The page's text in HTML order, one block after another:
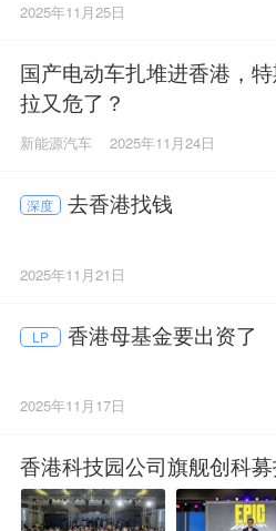
2025年11月25日
国产电动车扎堆进香港，
拉又危了？
新能源汽车 2025年11月24日
深度 去香港找钱
2025年11月21日
LP 香港母基金要出资了
2025年11月17日
香港科技园公司旗舰创科